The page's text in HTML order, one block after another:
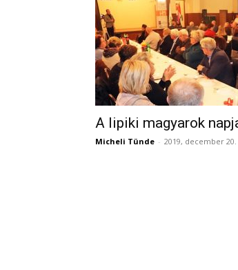
A lipiki magyarok
Micheli Tünde - 2019, december 20.